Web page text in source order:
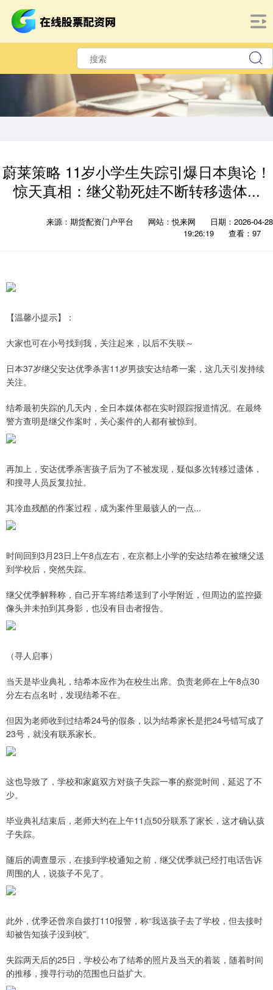
蔚莱策略 11岁小学生失踪引爆日本舆论！
惊天真相：继父勒死娃不断转移遗体...
来源：期货配资门户平台 网站：悦来网
日期：2026-04-28
19:26:19
查看：97
【温馨小提示】：
大家也可在小号找到我，关注起来，以后不失联～
日本37岁继父安达优季杀害11岁男孩安达结希一案，这几天引发持续
关注。
结希最初失踪的几天内，全日本媒体都在实时跟踪报道情况。在最终
警方查明是继父作案时，关心案件的人都有被惊到。
再加上，安达优季杀害孩子后为了不被发现，疑似多次转移过遗体，
和搜寻人员反复拉扯。
其冷血残酷的作案过程，成为案件里最骇人的一点...
时间回到3月23日上午8点左右，在京都上小学的安达结希在被继父送
到学校后，突然失踪。
继父优季解释称，自己开车将结希送到了小学附近，但周边的监控摄
像头并未拍到其身影，也没有目击者报告。
（寻人启事）
当天是毕业典礼，结希本应作为在校生出席。负责老师在上午8点30
分左右点名时，发现结希不在。
但因为老师收到过结希24号的假条，以为结希家长是把24号错写成了
23号，就没有联系家长。
这也导致了，学校和家庭双方对孩子失踪一事的察觉时间，延迟了不
少。
毕业典礼结束后，老师大约在上午11点50分联系了家长，这才确认孩
子失踪。
随后的调查显示，在接到学校通知之前，继父优季就已经打电话告诉
周围的人，说孩子不见了。
此外，优季还曾亲自拨打110报警，称“我送孩子去了学校，但去接时
却被告知孩子没到校”。
失踪两天后的25日，学校公布了结希的照片及当天的着装，随着时间
的推移，搜寻行动的范围也日益扩大。